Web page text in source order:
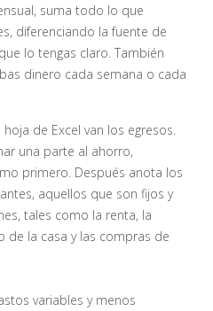
suma todo lo que
diferenciando la fuente de
lo tengas claro. También
dinero cada semana o cada
de Excel van los egresos.
una parte al ahorro,
primero. Después anota los
aquellos que son fijos y
tales como la renta, la
de la casa y las compras de
variables y menos